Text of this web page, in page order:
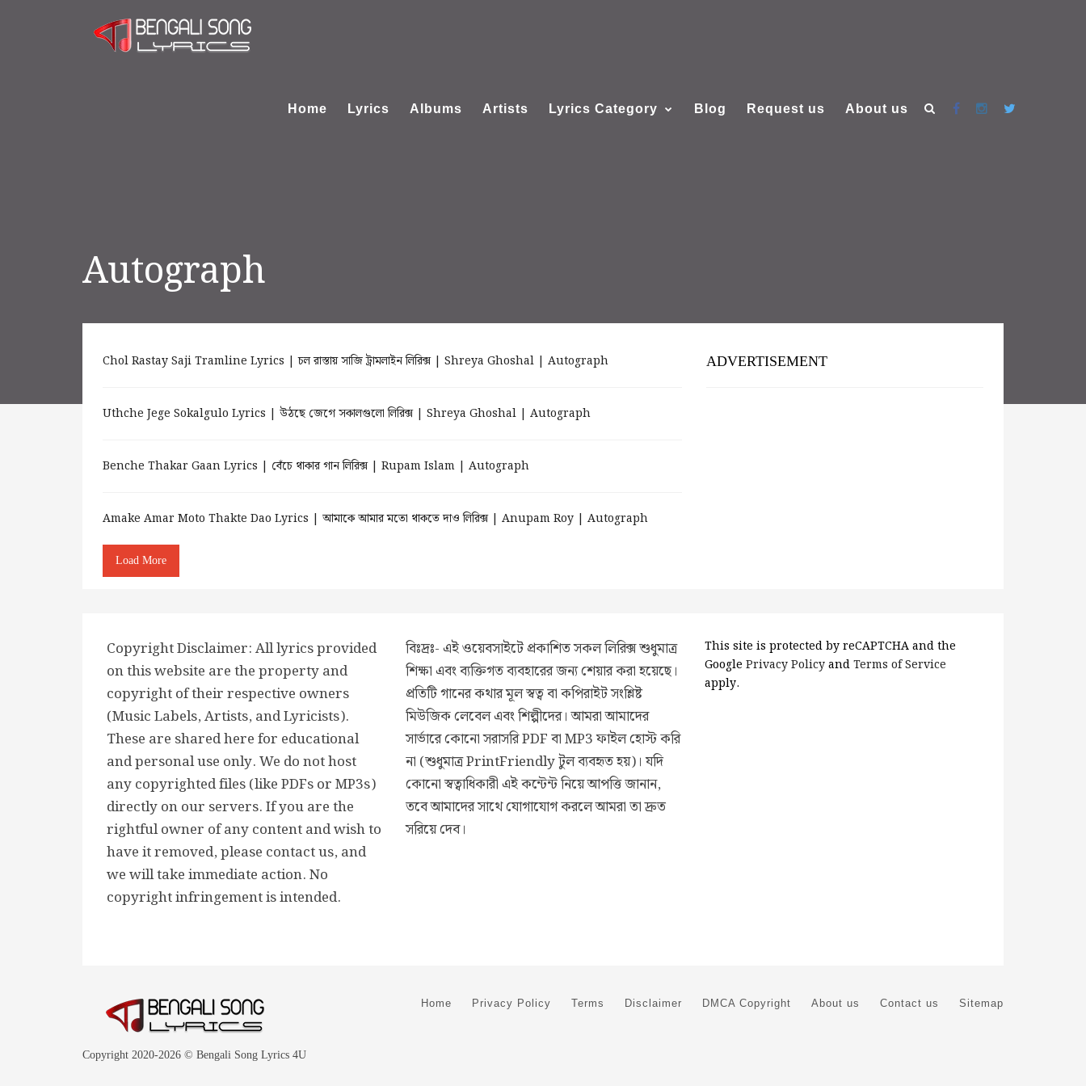
Home Lyrics Albums Artists Lyrics Category Blog Request us About us
Autograph
Chol Rastay Saji Tramline Lyrics | চল রাস্তায় সাজি ট্রামলাইন লিরিক্স | Shreya Ghoshal | Autograph
Uthche Jege Sokalgulo Lyrics | উঠছে জেগে সকালগুলো লিরিক্স | Shreya Ghoshal | Autograph
Benche Thakar Gaan Lyrics | বেঁচে থাকার গান লিরিক্স | Rupam Islam | Autograph
Amake Amar Moto Thakte Dao Lyrics | আমাকে আমার মতো থাকতে দাও লিরিক্স | Anupam Roy | Autograph
Load More
ADVERTISEMENT
Copyright Disclaimer: All lyrics provided
on this website are the property and
copyright of their respective owners
(Music Labels, Artists, and Lyricists).
These are shared here for educational
and personal use only. We do not host
any copyrighted files (like PDFs or MP3s)
directly on our servers. If you are the
rightful owner of any content and wish to
have it removed, please contact us, and
we will take immediate action. No
copyright infringement is intended.
বিঃদ্রঃ- এই ওয়েবসাইটে প্রকাশিত সকল লিরিক্স শুধুমাত্র
শিক্ষা এবং ব্যক্তিগত ব্যবহারের জন্য শেয়ার করা হয়েছে।
প্রতিটি গানের কথার মূল স্বত্ব বা কপিরাইট সংশ্লিষ্ট
মিউজিক লেবেল এবং শিল্পীদের। আমরা আমাদের
সার্ভারে কোনো সরাসরি PDF বা MP3 ফাইল হোস্ট করি
না (শুধুমাত্র PrintFriendly টুল ব্যবহৃত হয়)। যদি
কোনো স্বত্বাধিকারী এই কন্টেন্ট নিয়ে আপত্তি জানান,
তবে আমাদের সাথে যোগাযোগ করলে আমরা তা দ্রুত
সরিয়ে দেব।
This site is protected by reCAPTCHA and the
Google Privacy PolicyandTerms of Service
apply.
Copyright 2020-2026 © Bengali Song Lyrics 4U
Home Privacy Policy Terms Disclaimer DMCA Copyright About us Contact us Sitemap